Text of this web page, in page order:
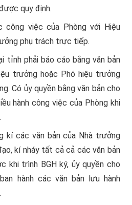
quy định.
việc của Phòng với Hiệu
phụ trách trực tiếp.
tỉnh phải báo cáo bằng văn bản
trưởng hoặc Phó hiệu trưởng
Có ủy quyền bằng văn bản cho
hành công việc của Phòng khi
kí các văn bản của Nhà trưởng
kí nháy tất cả cả các văn bản
khi trình BGH ký, ủy quyền cho
hành các văn bản lưu hành